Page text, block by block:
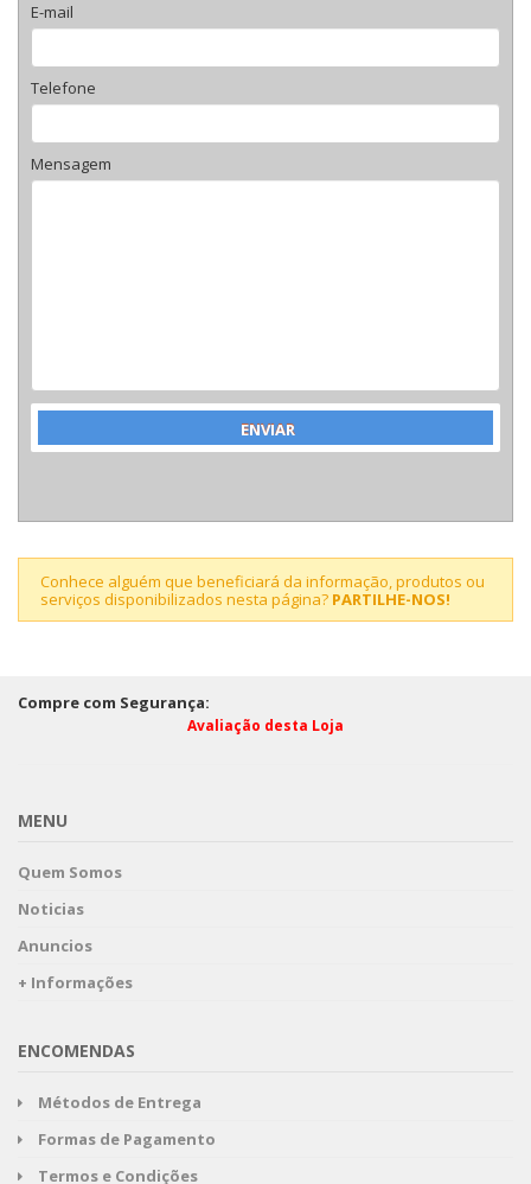
E-mail
Telefone
Mensagem
Conhece alguém que beneficiará da informação, produtos ou
serviços disponibilizados nesta página? PARTILHE-NOS!
Compre com Segurança:
Avaliação desta Loja
MENU
Quem Somos
Noticias
Anuncios
+ Informações
ENCOMENDAS
Métodos de Entrega
Formas de Pagamento
Termos e Condições